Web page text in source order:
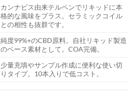
カンナビス由来テルペンでリキッドに本
格的な風味をプラス。セラミックコイル
との相性も抜群です。
純度99%+のCBD原料。自社リキッド製造
のベース素材として。COA完備。
少量充填やサンプル作成に便利な使い切
りタイプ。10本入りで低コスト。